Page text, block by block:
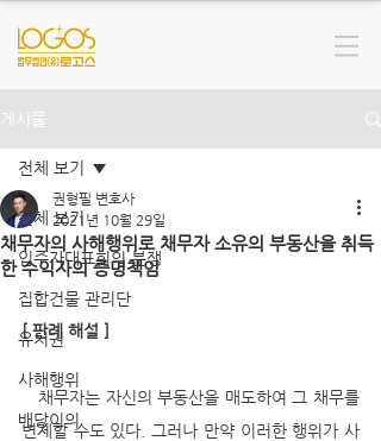
게시물
전체 보기
입주자대표회의 분쟁
집합건물 관리단
유치권
사해행위
배당이의
전체 보기
채무자의 사해행위로 채무자 소유의 부동산을 취득
한 수익자의 증명책임
권형필 변호사
2021년 10월 29일
[ 판례 해설 ]
변제할 수도 있다. 그러나 만약 이러한 행위가 사